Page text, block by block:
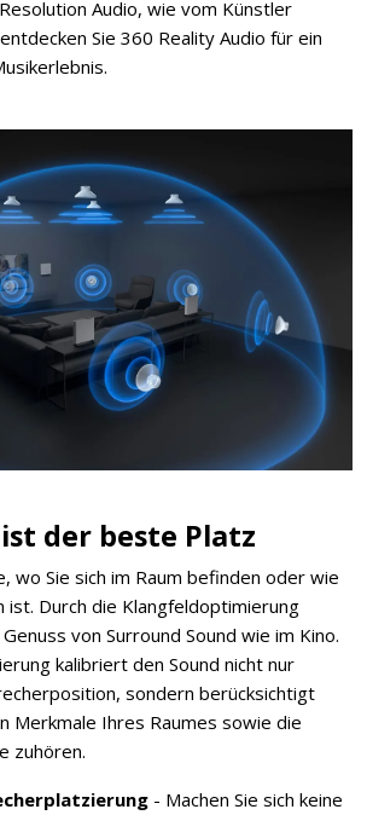
Audio, wie vom Künstler
Sie 360 Reality Audio für ein
der beste Platz
wo Sie sich im Raum befinden oder wie
ist. Durch die Klangfeldoptimierung
von Surround Sound wie im Kino.
kalibriert den Sound nicht nur
sondern berücksichtigt
Merkmale Ihres Raumes sowie die
zuhören.
- Machen Sie sich keine